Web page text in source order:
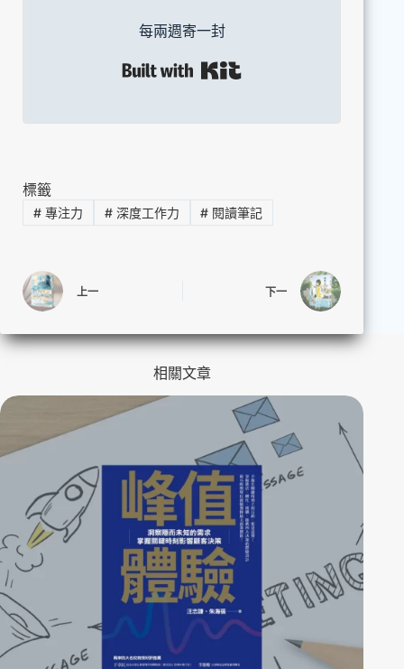
每兩週寄一封
標籤
#專注力 #深度工作力 # 閱讀筆記
上一 下一
相關文章